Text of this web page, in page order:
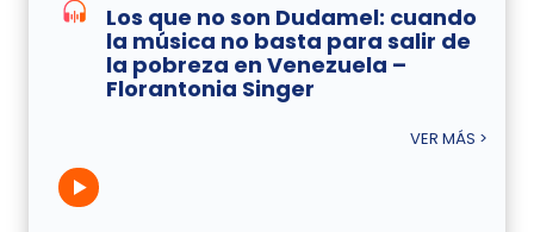
Los que no son Dudamel: cuando
la música no basta para salir de
la pobreza en Venezuela –
Florantonia Singer
VER MÁS >